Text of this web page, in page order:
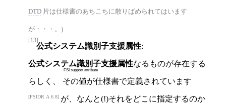
DTD 片は仕様書のあちこちに散りばめられてはいます
が・・・。)
[13]
公式システム識別子支援属性:
公式システム識別子支援属性
FSI support attribute
なるものが存在する
らしく、 その値が仕様書で定義されています
FSIDR A.6.8 が、なんと(!)それをどこに指定するのか